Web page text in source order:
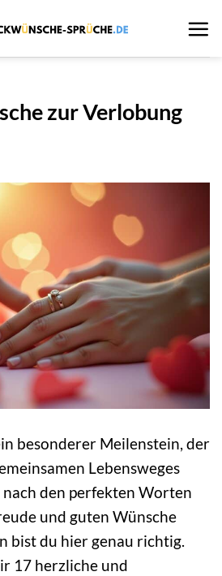
zur Verlobung
besonderer Meilenstein, der
Lebensweges
den perfekten Worten
und guten Wünsche
bist du hier genau richtig.
17 herzliche und